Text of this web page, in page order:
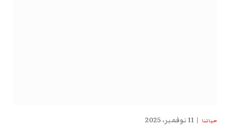
حياتنا 11 نوفمبر، 2025